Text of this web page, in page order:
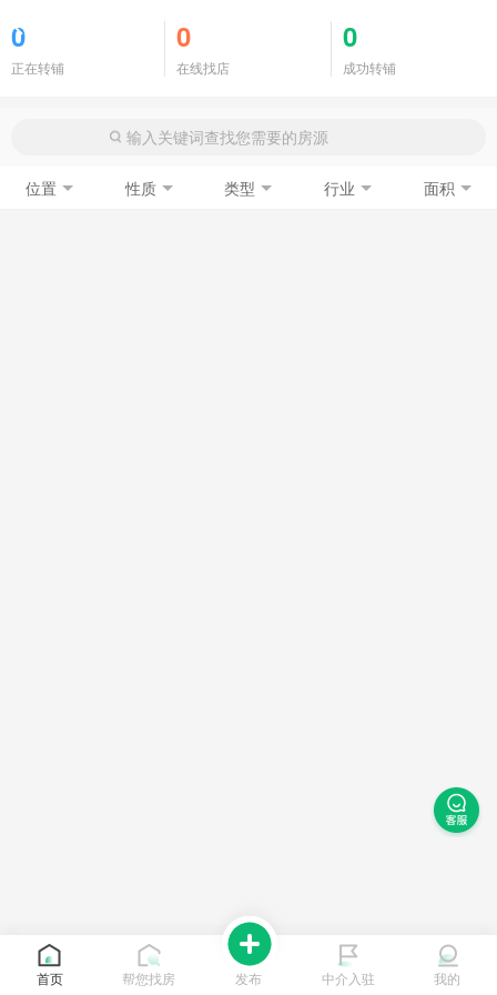
0
正在转铺
0
在线找店
0
成功转铺
位置 性质 类型 行业 面积
首页 帮您找房 发布 中介入驻 我的